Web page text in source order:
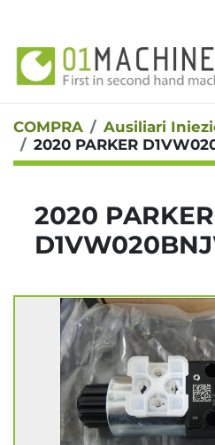
COMPRA Ausiliari
2020 PARKER
2020 PARKER